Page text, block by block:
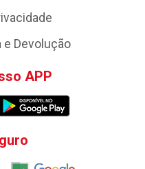
e Devolução
APP